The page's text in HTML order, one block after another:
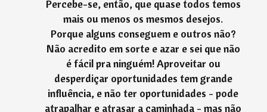
Percebe-se, então, que quase todos temos
mais ou menos os mesmos desejos.
Porque alguns conseguem e outros não?
Não acredito em sorte e azar e sei que não
é fácil pra ninguém! Aproveitar ou
desperdiçar oportunidades tem grande
influência, e não ter oportunidades - pode
atrapalhar e atrasar a caminhada - mas não